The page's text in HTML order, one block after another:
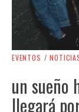
EVENTOS /
un sueño
llegará